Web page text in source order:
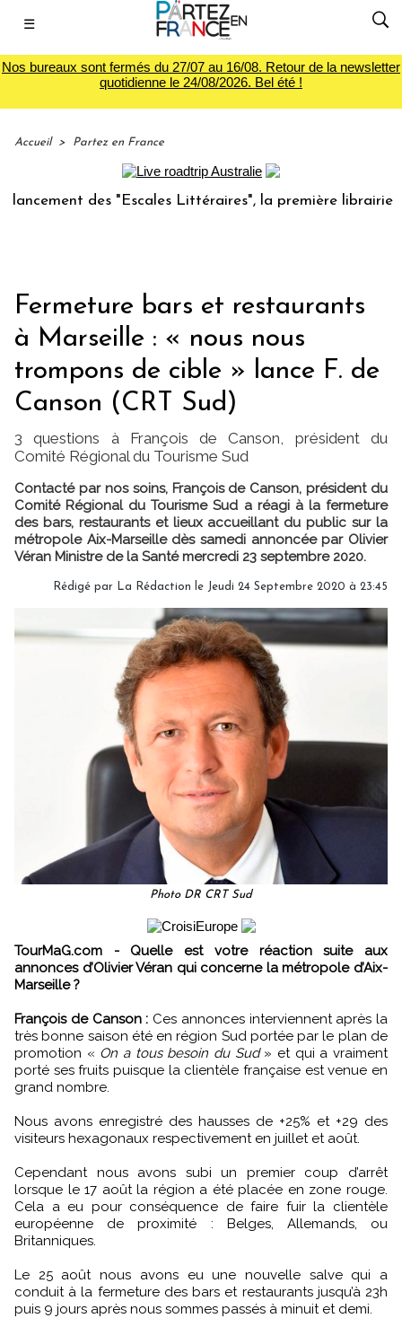
☰
Nos bureaux sont fermés du 27/07 au 16/08. Retour de la newsletter
quotidienne le 24/08/2026. Bel été !
Accueil > Partez en France
des "Escales Littéraires", la première librairie du
Fermeture bars et restaurants
à Marseille : « nous nous
trompons de cible » lance F. de
Canson (CRT Sud)
3 questions à François de Canson, président du
Comité Régional du Tourisme Sud
Contacté par nos soins, François de Canson, président du
Comité Régional du Tourisme Sud a réagi à la fermeture
des bars, restaurants et lieux accueillant du public sur la
métropole Aix-Marseille dès samedi annoncée par Olivier
Véran Ministre de la Santé mercredi 23 septembre 2020.
Rédigé par La Rédaction le Jeudi 24 Septembre 2020 à 23:45
Photo DR CRT Sud
TourMaG.com - Quelle est votre réaction suite aux
annonces d’Olivier Véran qui concerne la métropole d’Aix-
Marseille ?
François de Canson : Ces annonces interviennent après la
très bonne saison été en région Sud portée par le plan de
promotion « On a tous besoin du Sud» et qui a vraiment
porté ses fruits puisque la clientèle française est venue en
grand nombre.
Nous avons enregistré des hausses de +25% et +29 des
visiteurs hexagonaux respectivement en juillet et août.
Cependant nous avons subi un premier coup d’arrêt
lorsque le 17 août la région a été placée en zone rouge.
Cela a eu pour conséquence de faire fuir la clientèle
européenne de proximité : Belges, Allemands, ou
Britanniques.
Le 25 août nous avons eu une nouvelle salve qui a
conduit à la fermeture des bars et restaurants jusqu’à 23h
puis 9 jours après nous sommes passés à minuit et demi.